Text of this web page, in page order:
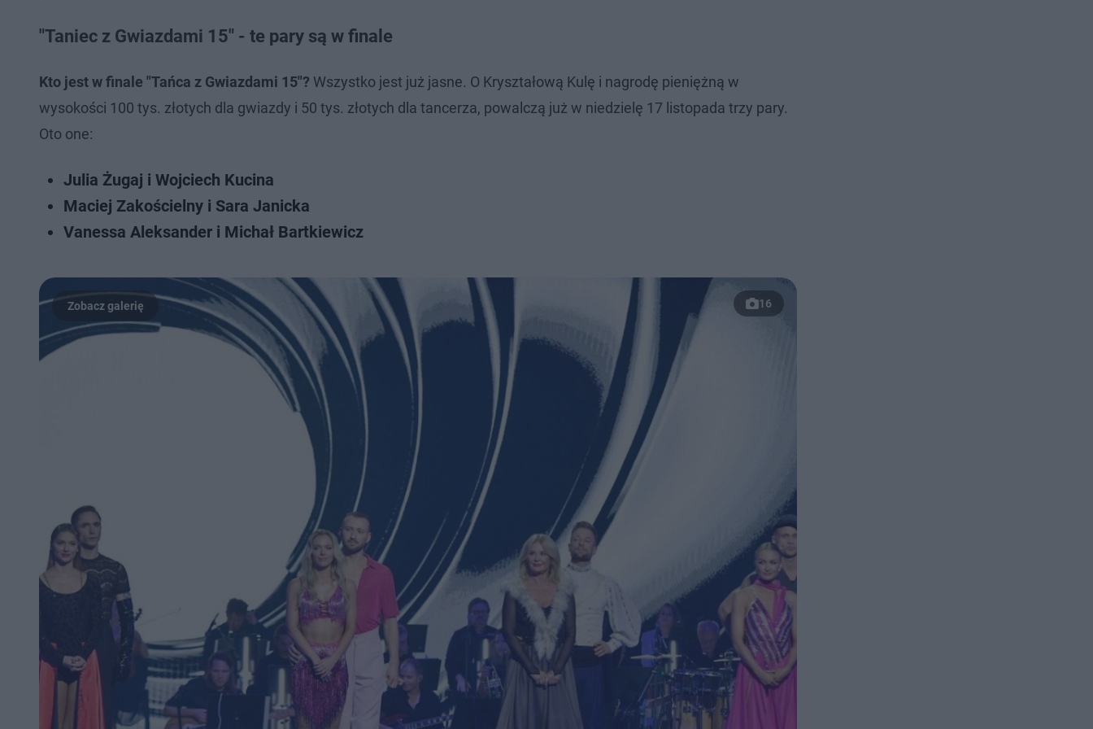
"Taniec z Gwiazdami 15" - te pary są w finale
Kto jest w finale "Tańca z Gwiazdami 15"? Wszystko jest już jasne. O Kryształową Kulę i nagrodę pieniężną w
wysokości 100 tys. złotych dla gwiazdy i 50 tys. złotych dla tancerza, powalczą już w niedzielę 17 listopada trzy pary.
Oto one:
Julia Żugaj i Wojciech Kucina
Maciej Zakościelny i Sara Janicka
Vanessa Aleksander i Michał Bartkiewicz
16